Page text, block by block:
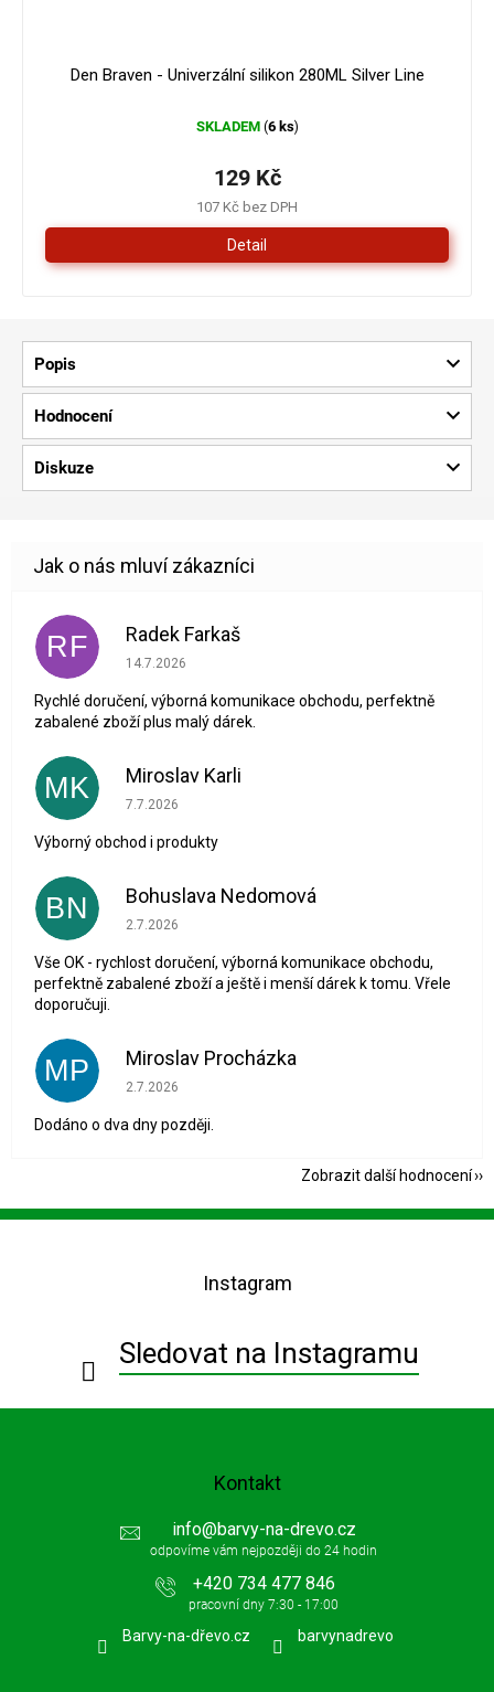
Den Braven - Univerzální silikon 280ML Silver Line
SKLADEM (6 ks)
107 Kč bez DPH
129 Kč
Detail
Popis
Hodnocení
Diskuze
RF Radek Farkaš
Hodnocení obchodu je 5 z 5 hvězdiček.
14.7.2026
Rychlé doručení, výborná komunikace obchodu, perfektně
zabalené zboží plus malý dárek.
MK Miroslav Karli
Hodnocení obchodu je 5 z 5 hvězdiček.
7.7.2026
Výborný obchod i produkty
BN Bohuslava Nedomová
Hodnocení obchodu je 5 z 5 hvězdiček.
2.7.2026
Vše OK - rychlost doručení, výborná komunikace obchodu,
perfektně zabalené zboží a ještě i menší dárek k tomu. Vřele
doporučuji.
MP Miroslav Procházka
Hodnocení obchodu je 1 z 5 hvězdiček.
2.7.2026
Dodáno o dva dny později.
Zobrazit další hodnocení
Z
Instagram
Sledovat na Instagramu
Kontakt
info@barvy-na-drevo.cz
+420 734 477 846
Barvy-na-dřevo.cz barvynadrevo